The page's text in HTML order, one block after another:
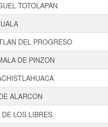
TOTOLAPAN
DEL PROGRESO
DE PINZON
ALARCON
LOS LIBRES